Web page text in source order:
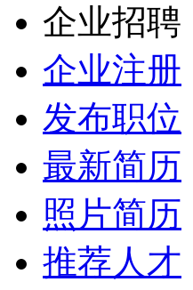
企业招聘
企业注册
发布职位
最新简历
照片简历
推荐人才